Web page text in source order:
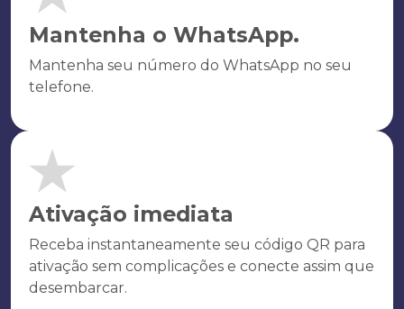
Mantenha o WhatsApp.
Mantenha seu número do WhatsApp no seu
telefone.
Ativação imediata
Receba instantaneamente seu código QR para
ativação sem complicações e conecte assim que
desembarcar.